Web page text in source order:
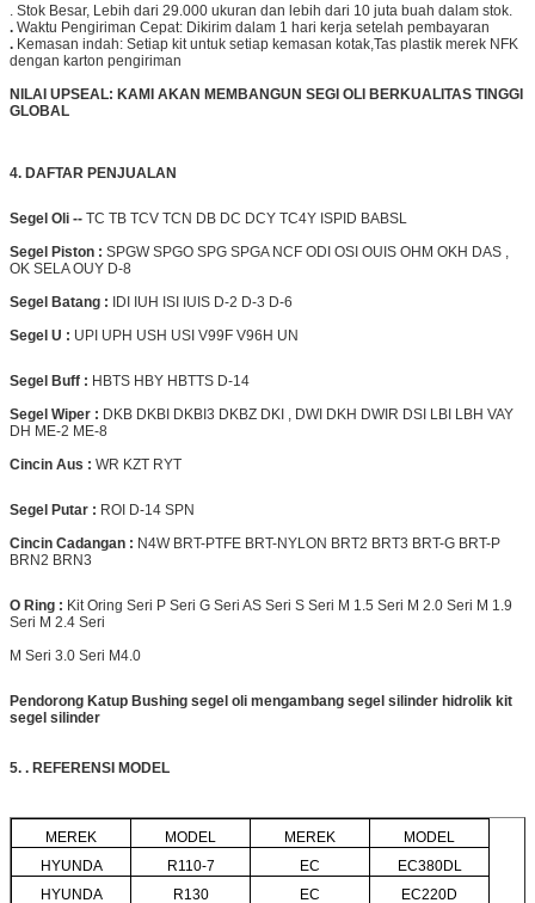
. Stok Besar, Lebih dari 29.000 ukuran dan lebih dari 10 juta buah dalam stok.
. Waktu Pengiriman Cepat: Dikirim dalam 1 hari kerja setelah pembayaran
. Kemasan indah: Setiap kit untuk setiap kemasan kotak,Tas plastik merek NFK
dengan karton pengiriman
NILAI UPSEAL: KAMI AKAN MEMBANGUN SEGI OLI BERKUALITAS TINGGI
GLOBAL
4. DAFTAR PENJUALAN
Segel Oli -- TC TB TCV TCN DB DC DCY TC4Y ISPID BABSL
Segel Piston : SPGW SPGO SPG SPGA NCF ODI OSI OUIS OHM OKH DAS ,
OK SELA OUY D-8
Segel Batang : IDI IUH ISI IUIS D-2 D-3 D-6
Segel U : UPI UPH USH USI V99F V96H UN
Segel Buff : HBTS HBY HBTTS D-14
Segel Wiper : DKB DKBI DKBI3 DKBZ DKI , DWI DKH DWIR DSI LBI LBH VAY
DH ME-2 ME-8
Cincin Aus : WR KZT RYT
Segel Putar : ROI D-14 SPN
Cincin Cadangan : N4W BRT-PTFE BRT-NYLON BRT2 BRT3 BRT-G BRT-P
BRN2 BRN3
O Ring : Kit Oring Seri P Seri G Seri AS Seri S Seri M 1.5 Seri M 2.0 Seri M 1.9
Seri M 2.4 Seri
M Seri 3.0 Seri M4.0
Pendorong Katup Bushing segel oli mengambang segel silinder hidrolik kit
segel silinder
5. . REFERENSI MODEL
MEREK MODEL MEREK
MODEL
HYUNDA
R110-7 EC
EC380DL
HYUNDA
R130 EC EC220D